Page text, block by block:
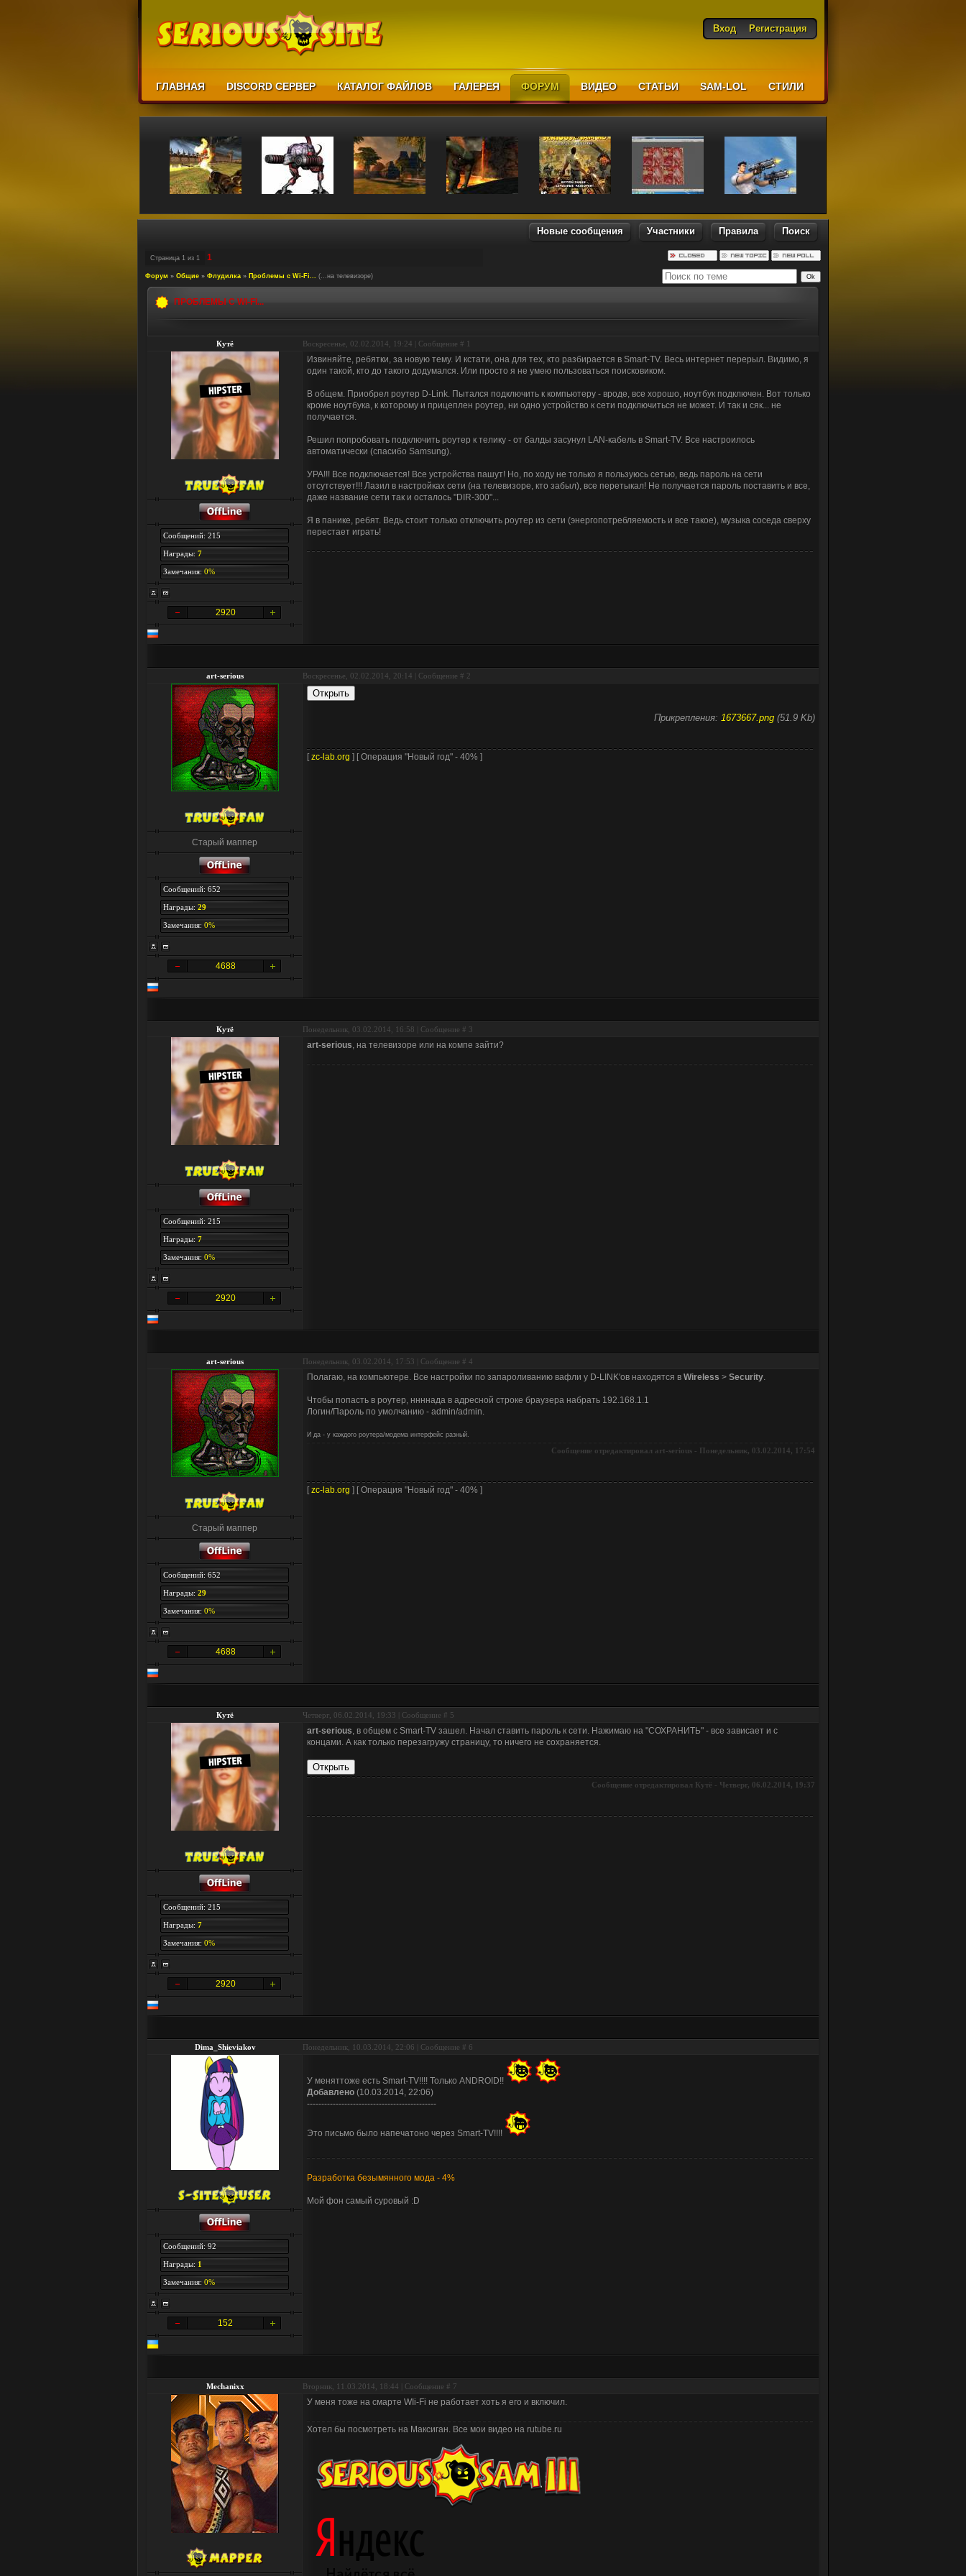
Вход Регистрация
ГЛАВНАЯ DISCORD СЕРВЕР КАТАЛОГ ФАЙЛОВ ГАЛЕРЕЯ ФОРУМ ВИДЕО СТАТЬИ SAM-LOL CТИЛИ
Новые сообщения Участники Правила Поиск
Страница 1 из 1 1
Форум » Общие » Флудилка » Проблемы с Wi-Fi... (...на телевизоре)
ПРОБЛЕМЫ С WI-FI...
Кутё Воскресенье, 02.02.2014, 19:24 | Сообщение # 1
Сообщений: 215
Награды: 7
Замечания: 0%
2920
Извиняйте, ребятки, за новую тему. И кстати, она для тех, кто разбирается в Smart-TV. Весь интернет перерыл. Видимо, я
один такой, кто до такого додумался. Или просто я не умею пользоваться поисковиком.
В общем. Приобрел роутер D-Link. Пытался подключить к компьютеру - вроде, все хорошо, ноутбук подключен. Вот только
кроме ноутбука, к которому и прицеплен роутер, ни одно устройство к сети подключиться не может. И так и сяк... не
получается.
Решил попробовать подключить роутер к телику - от балды засунул LAN-кабель в Smart-TV. Все настроилось
автоматически (спасибо Samsung).
УРА!!! Все подключается! Все устройства пашут! Но, по ходу не только я пользуюсь сетью, ведь пароль на сети
отсутствует!!! Лазил в настройках сети (на телевизоре, кто забыл), все перетыкал! Не получается пароль поставить и все,
даже название сети так и осталось "DIR-300"...
Я в панике, ребят. Ведь стоит только отключить роутер из сети (энергопотребляемость и все такое), музыка соседа сверху
перестает играть!
art-serious Воскресенье, 02.02.2014, 20:14 | Сообщение # 2
Старый маппер
Сообщений: 652
Награды: 29
Замечания: 0%
4688
Прикрепления: 1673667.png (51.9 Kb)
[ zc-lab.org ] [ Операция "Новый год" - 40% ]
Кутё Понедельник, 03.02.2014, 16:58 | Сообщение # 3
Сообщений: 215
Награды: 7
Замечания: 0%
2920
art-serious, на телевизоре или на компе зайти?
art-serious Понедельник, 03.02.2014, 17:53 | Сообщение # 4
Старый маппер
Сообщений: 652
Награды: 29
Замечания: 0%
4688
Полагаю, на компьютере. Все настройки по запароливанию вафли у D-LINK'ов находятся в Wireless > Security.
Чтобы попасть в роутер, ннннада в адресной строке браузера набрать 192.168.1.1
Логин/Пароль по умолчанию - admin/admin.
И да - у каждого роутера/модема интерфейс разный.
Сообщение отредактировал art-serious - Понедельник, 03.02.2014, 17:54
[ zc-lab.org ] [ Операция "Новый год" - 40% ]
Кутё Четверг, 06.02.2014, 19:33 | Сообщение # 5
Сообщений: 215
Награды: 7
Замечания: 0%
2920
art-serious, в общем с Smart-TV зашел. Начал ставить пароль к сети. Нажимаю на "СОХРАНИТЬ" - все зависает и с
концами. А как только перезагружу страницу, то ничего не сохраняется.
Сообщение отредактировал Кутё - Четверг, 06.02.2014, 19:37
Dima_Shieviakov Понедельник, 10.03.2014, 22:06 | Сообщение # 6
Сообщений: 92
Награды: 1
Замечания: 0%
152
У меняттоже есть Smart-TV!!!! Только ANDROID!!
Добавлено (10.03.2014, 22:06)
---------------------------------------------
Это письмо было напечатоно через Smart-TV!!!!
Разработка безымянного мода - 4%
Мой фон самый суровый :D
Mechanixx Вторник, 11.03.2014, 18:44 | Сообщение # 7
У меня тоже на смарте WIi-Fi не работает хоть я его и включил.
Хотел бы посмотреть на Максиган. Все мои видео на rutube.ru